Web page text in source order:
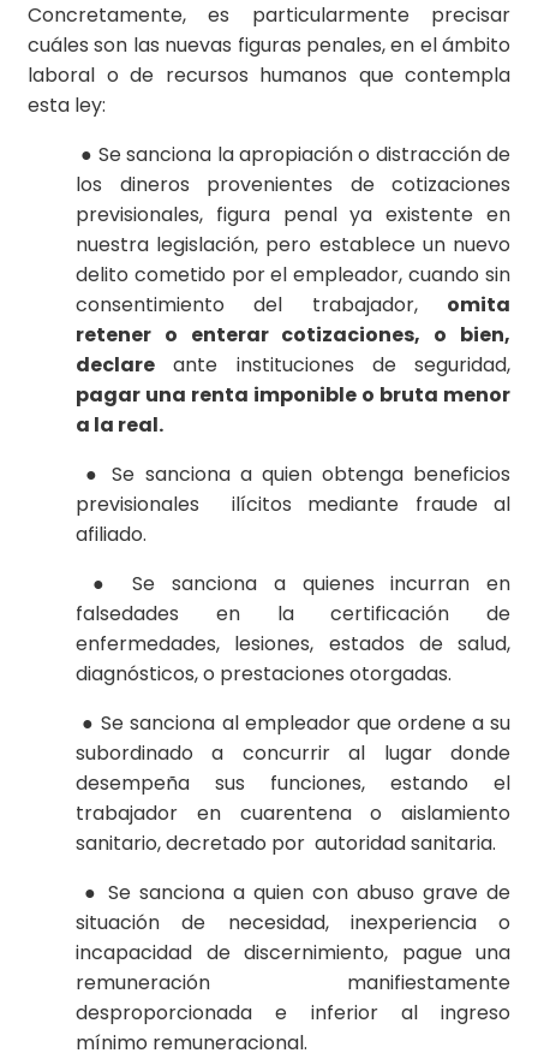
Concretamente, es particularmente precisar
cuáles son las nuevas figuras penales, en el ámbito
laboral o de recursos humanos que contempla
esta ley:
● Se sanciona la apropiación o distracción de
los dineros provenientes de cotizaciones
previsionales, figura penal ya existente en
nuestra legislación, pero establece un nuevo
delito cometido por el empleador, cuando sin
consentimiento del trabajador, omita
retener o enterar cotizaciones, o bien,
declare ante instituciones de seguridad,
pagar una renta imponible o bruta menor
a la real.
● Se sanciona a quien obtenga beneficios
previsionales ilícitos mediante fraude al
afiliado.
● Se sanciona a quienes incurran en
falsedades en la certificación de
enfermedades, lesiones, estados de salud,
diagnósticos, o prestaciones otorgadas.
● Se sanciona al empleador que ordene a su
subordinado a concurrir al lugar donde
desempeña sus funciones, estando el
trabajador en cuarentena o aislamiento
sanitario, decretado por autoridad sanitaria.
● Se sanciona a quien con abuso grave de
situación de necesidad, inexperiencia o
incapacidad de discernimiento, pague una
remuneración manifiestamente
desproporcionada e inferior al ingreso
mínimo remuneracional.